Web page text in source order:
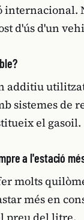
internacional.
d'ús d'un
additiu
sistemes de
el gasoil.
a l'estació
molts
més en